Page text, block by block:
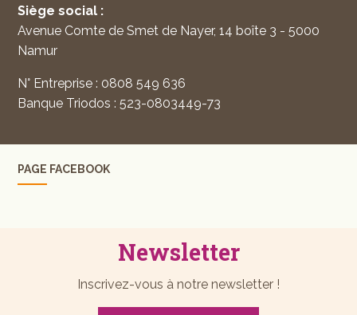
Siège social :
Avenue Comte de Smet de Nayer, 14 boîte 3 - 5000
Namur
N° Entreprise : 0808 549 636
Banque Triodos : 523-0803449-73
PAGE FACEBOOK
Newsletter
Inscrivez-vous à notre newsletter !